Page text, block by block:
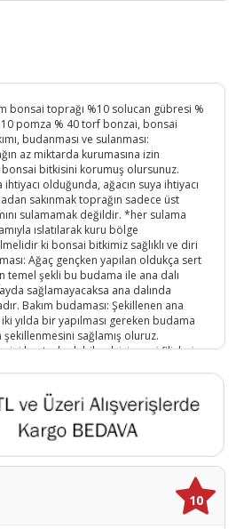
bonsai toprağı %10 solucan gübresi %
pomza % 40 torf bonzai, bonsai
budanması ve sulanması:
az miktarda kurumasına izin
bonsai bitkisini korumuş olursunuz.
olduğunda, ağacın suya ihtiyacı
sakınmak toprağın sadece üst
sulamamak değildir. *her sulama
ıslatılarak kuru bölge
ki bonsai bitkimiz sağlıklı ve diri
Ağaç gençken yapılan oldukça sert
temel şekli bu budama ile ana dalı
sağlamayacaksa ana dalında
Bakım budaması: Şekillenen ana
yılda bir yapılması gereken budama
sağlamış oluruz.
kontrol edebilmek için yeni filizleri
*doğrudan güneş ışığı istemeyen bu
eder. *bitkiyi çok fazla soğuk ve çok
zarar verebilir. *hava akımlarından
bu etkiden korunmalıdır. *her bitki
ve mineralleri tüketen bitkiye yılda
desteği sağlanmalıdır. *bonzai
cisimlerle temasta
gününde sararmış veya çürümüş
budanmalıdır. Sulamada en önemli
10